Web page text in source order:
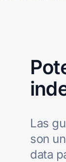
Las
son
data